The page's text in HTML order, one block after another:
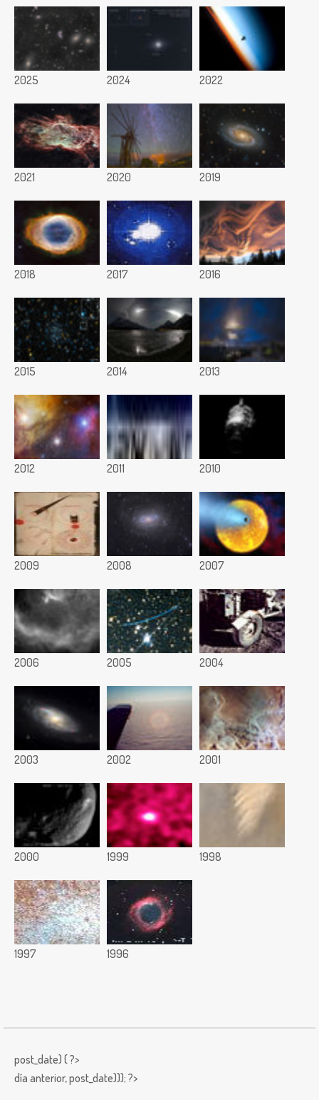
2025 2024 2022
2021 2020 2019
2018 2017 2016
2015 2014 2013
2012 2011 2010
2009 2008 2007
2006 2005 2004
2003 2002 2001
2000 1999 1998
1997 1996
post_date) { ?>
día anterior,post_date))); ?>